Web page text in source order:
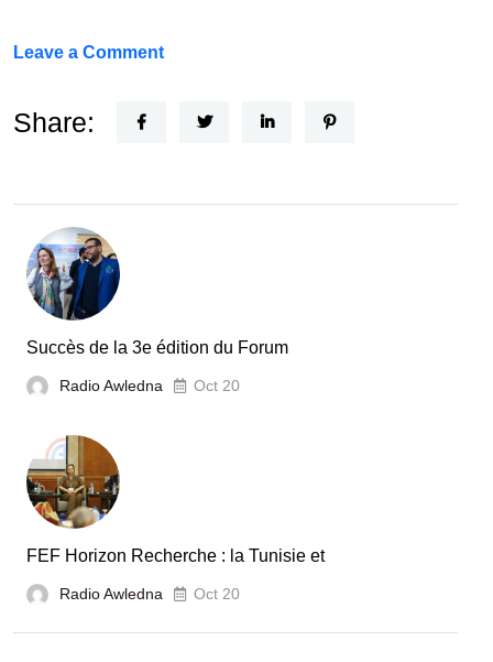
Leave a Commenton
Nouvel
le
Tunisie
Share:
Succès de la 3e édition du Forum
Radio Awledna Oct 20
FEF Horizon Recherche : la Tunisie et
Radio Awledna Oct 20